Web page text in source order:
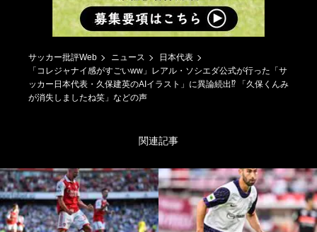
サッカー批評Web ニュース
日本代表
「コレジャナイ感がすごいww」レアル・ソシエダ公式が行った「サ
ッカー日本代表・久保建英のAIイラスト」に異論続出⁉ 「久保くんみ
が消失しましたね笑」などの声
関連記事